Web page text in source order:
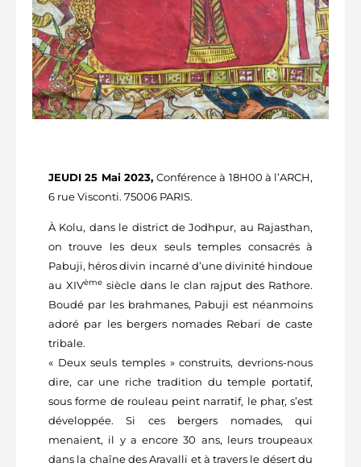
JEUDI 25 Mai 2023, Conférence à 18H00 à l’ARCH,
6 rue Visconti. 75006 PARIS.
À Kolu, dans le district de Jodhpur, au Rajasthan,
on trouve les deux seuls temples consacrés à
Pabuji, héros divin incarné d’une divinité hindoue
au XIVème siècle dans le clan rajput des Rathore.
Boudé par les brahmanes, Pabuji est néanmoins
adoré par les bergers nomades Rebari de caste
tribale.
« Deux seuls temples » construits, devrions-nous
dire, car une riche tradition du temple portatif,
sous forme de rouleau peint narratif, le phaṛ, s’est
développée. Si ces bergers nomades, qui
menaient, il y a encore 30 ans, leurs troupeaux
dans la chaîne des Aravalli et à travers le désert du